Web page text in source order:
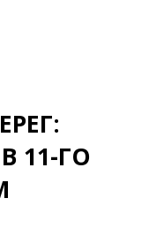
11-ГО